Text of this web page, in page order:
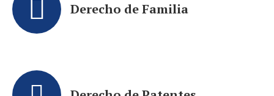
Derecho de Familia